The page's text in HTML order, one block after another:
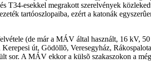
T34-esekkel megrakott szerelvények
tartóoszlopaiba, ezért a katonák
(de már a MÁV által használt, 16 kV,
út, Gödöllõ, Veresegyház,
sor. A MÁV ekkor a külsõ szakaszokon a